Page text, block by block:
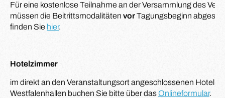
Für eine kostenlose Teilnahme an der Versammlung des
müssen die Beitrittsmodalitäten vorTagungsbeginn
finden Sie hier.
Hotelzimmer
im direkt an den Veranstaltungsort angeschlossenen Hotel
Westfalenhallen buchen Sie bitte über dasOnlineformular.